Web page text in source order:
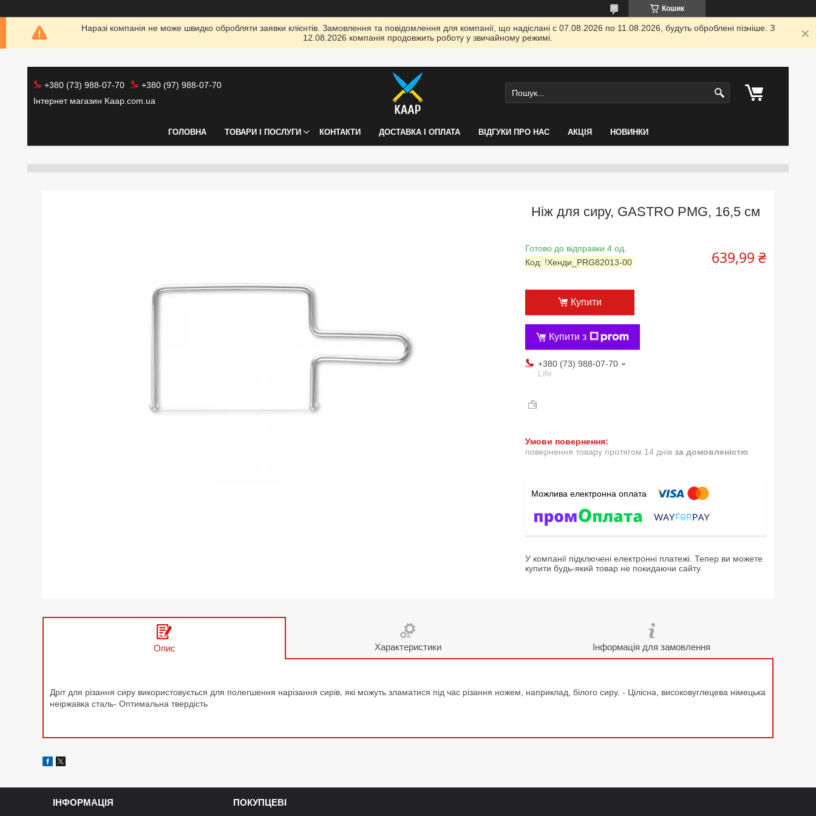
Кошик
Наразі компанія не може швидко обробляти заявки клієнтів. Замовлення та повідомлення для компанії, що надіслані с 07.08.2026 по 11.08.2026, будуть оброблені пізніше. З
12.08.2026 компанія продовжить роботу у звичайному режимі.
+380 (73) 988-07-70
+380 (97) 988-07-70
Інтернет магазин Kaap.com.ua
ГОЛОВНА ТОВАРИ І ПОСЛУГИ КОНТАКТИ ДОСТАВКА І ОПЛАТА ВІДГУКИ ПРО НАС АКЦІЯ НОВИНКИ
Ніж для сиру, GASTRO PMG, 16,5 см
Готово до відправки 4 од.
Код: !Хенди_PRG82013-00 639,99 ₴
Купити
Купити з
+380 (73) 988-07-70
Life
повернення товару протягом 14 днів за домовленістю
У компанії підключені електронні платежі. Тепер ви можете
купити будь-який товар не покидаючи сайту.
Опис Характеристики Інформація для замовлення
Дріт для різання сиру використовується для полегшення нарізання сирів, які можуть зламатися під час різання ножем, наприклад, білого сиру. - Цілісна, високовуглецева німецька
неіржавка сталь- Оптимальна твердість
ІНФОРМАЦІЯ ПОКУПЦЕВІ